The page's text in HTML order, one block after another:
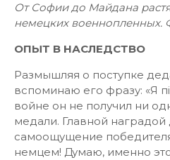
От Софии до Майдана
немецких военнопленных.
ОПЫТ В НАСЛЕДСТВО
Размышляя о поступке
вспоминаю его фразу: «Я
войне он не получил ни
медали. Главной
самоощущение
немцем! Думаю, именно